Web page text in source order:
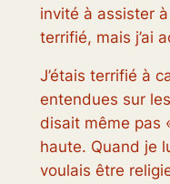
invité à assister
terrifié, mais j’ai
J’étais terrifié à
entendues sur
disait même pas
haute. Quand je
voulais être